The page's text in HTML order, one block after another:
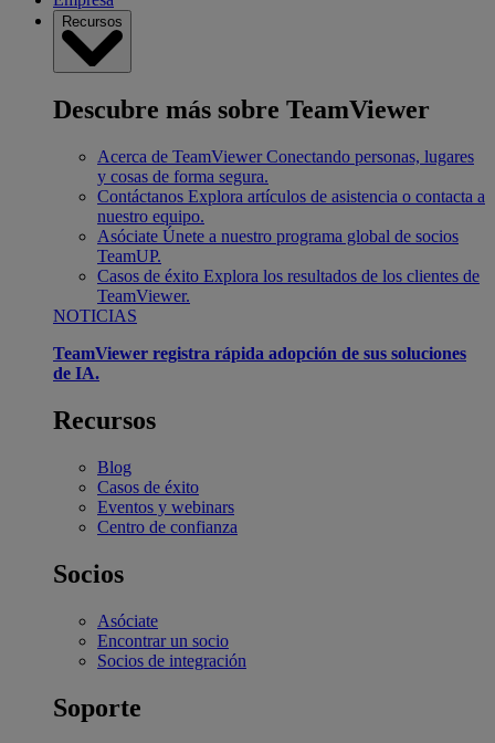
Recursos
Descubre más sobre TeamViewer
Acerca de TeamViewer Conectando personas, lugares
y cosas de forma segura.
Contáctanos Explora artículos de asistencia o contacta a
nuestro equipo.
Asóciate Únete a nuestro programa global de socios
TeamUP.
Casos de éxito Explora los resultados de los clientes de
TeamViewer.
NOTICIAS
TeamViewer registra rápida adopción de sus soluciones
de IA.
Recursos
Blog
Casos de éxito
Eventos y webinars
Centro de confianza
Socios
Asóciate
Encontrar un socio
Socios de integración
Soporte